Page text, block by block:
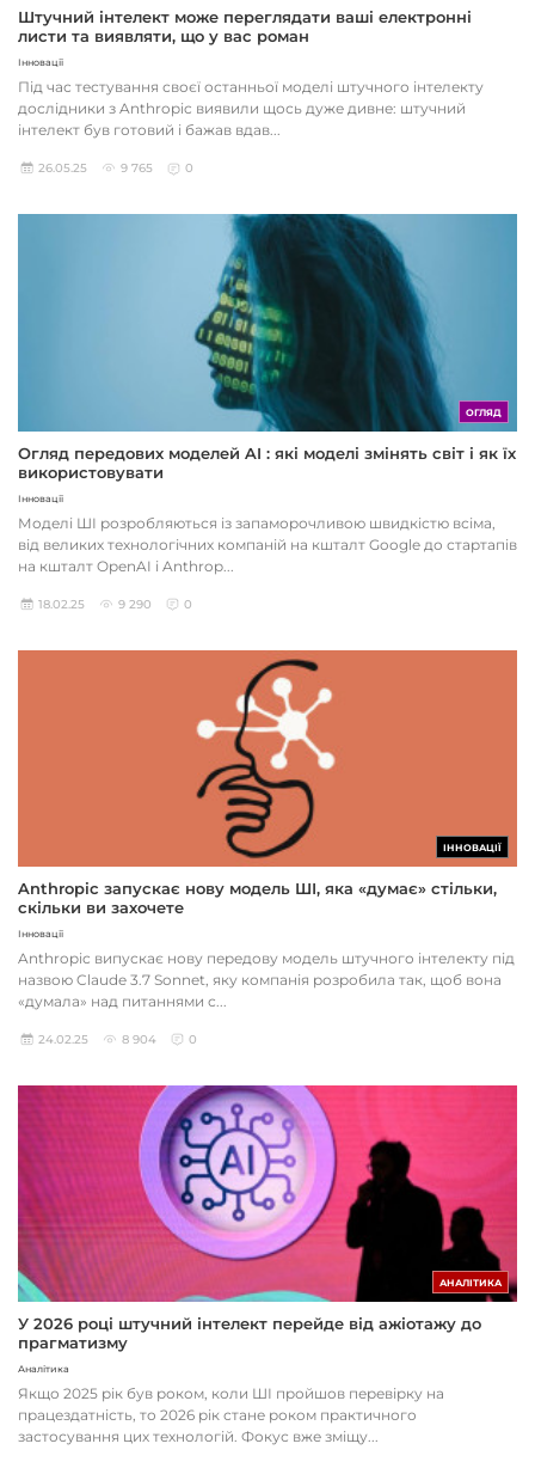
Штучний інтелект може переглядати ваші електронні
листи та виявляти, що у вас роман
Інновації
Під час тестування своєї останньої моделі штучного інтелекту
дослідники з Anthropic виявили щось дуже дивне: штучний
інтелект був готовий і бажав вдав...
26.05.25 9 765 0
ОГЛЯД
Огляд передових моделей AI : які моделі змінять світ і як їх
використовувати
Інновації
Моделі ШІ розробляються із запаморочливою швидкістю всіма,
від великих технологічних компаній на кшталт Google до стартапів
на кшталт OpenAI і Anthrop...
18.02.25 9 290 0
ІННОВАЦІЇ
Anthropic запускає нову модель ШІ, яка «думає» стільки,
скільки ви захочете
Інновації
Anthropic випускає нову передову модель штучного інтелекту під
назвою Claude 3.7 Sonnet, яку компанія розробила так, щоб вона
«думала» над питаннями с...
24.02.25 8 904 0
АНАЛІТИКА
У 2026 році штучний інтелект перейде від ажіотажу до
прагматизму
Аналітика
Якщо 2025 рік був роком, коли ШІ пройшов перевірку на
працездатність, то 2026 рік стане роком практичного
застосування цих технологій. Фокус вже зміщу...